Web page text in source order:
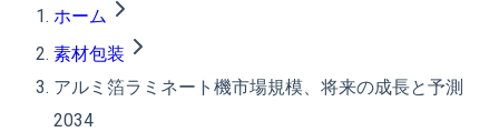
ホーム
素材包装
アルミ箔ラミネート機市場規模、将来の成長と予測
2034